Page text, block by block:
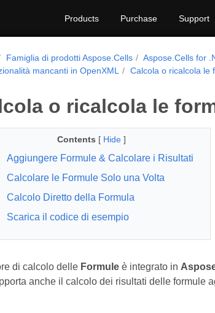
Products Purchase Support
Famiglia di prodotti Aspose.Cells Aspose.Cells for
mancanti in OpenXML
Calcola o ricalcola le
o ricalcola le
Contents [ Hide ]
Aggiungere Formule & Calcolare i Risultati
Calcolare le Formule Solo una Volta
Calcolo Diretto della Formula
Scarica il codice di esempio
di calcolo delle Formuleè integrato in
anche il calcolo dei risultati delle formule